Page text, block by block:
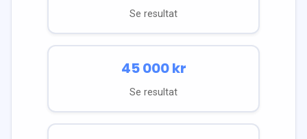
Se resultat
45 000kr
Se resultat